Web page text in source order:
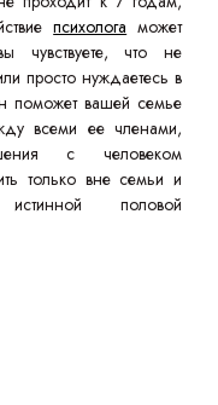
психолога может
чувствуете, что не
просто нуждаетесь в
поможет вашей семье
всеми ее членами,
с человеком
только вне семьи и
истинной половой